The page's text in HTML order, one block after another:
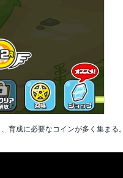
育成に必要なコインが多く集まる。